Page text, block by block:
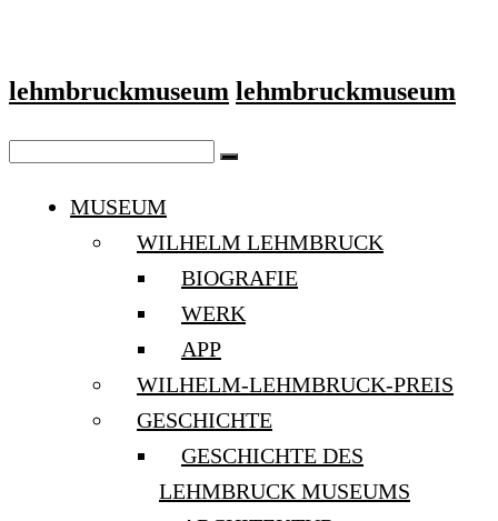
lehmbruckmuseum lehmbruckmuseum
MUSEUM
WILHELM LEHMBRUCK
BIOGRAFIE
WERK
APP
WILHELM-LEHMBRUCK-PREIS
GESCHICHTE
GESCHICHTE DES
LEHMBRUCK MUSEUMS